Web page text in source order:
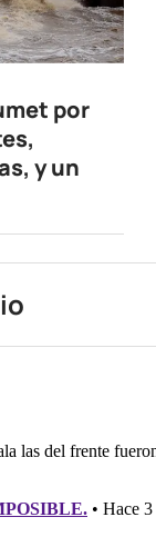
por
y un